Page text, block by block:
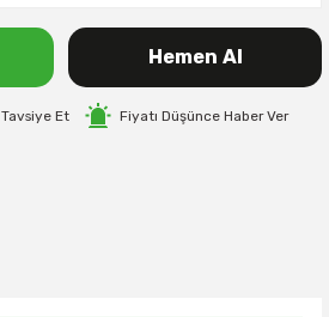
Hemen Al
Tavsiye Et Fiyatı Düşünce Haber Ver